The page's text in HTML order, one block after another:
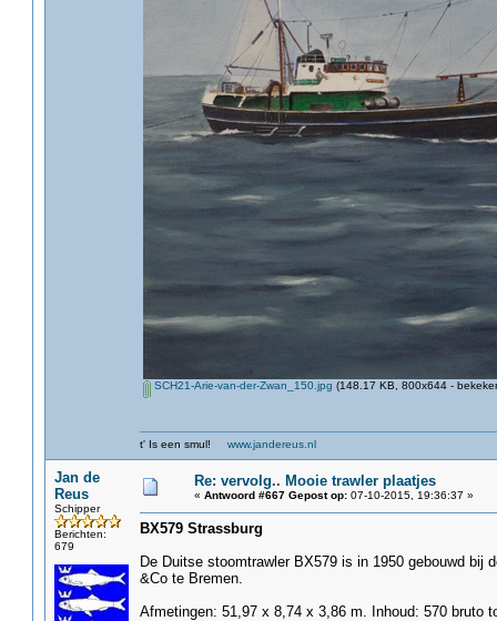
SCH21-Arie-van-der-Zwan_150.jpg (148.17 KB, 800x644 -
t' Is een smul! www.jandereus.nl
Jan de
Reus
Schipper
Berichten:
679
Re: vervolg.. Mooie trawler plaatjes
« Antwoord #667 Gepost op:07-10-2015, 19:36:37 »
BX579 Strassburg
De Duitse stoomtrawler BX579 is in 1950 gebouwd bij
&Co te Bremen.
Afmetingen: 51,97 x 8,74 x 3,86 m. Inhoud: 570 bruto